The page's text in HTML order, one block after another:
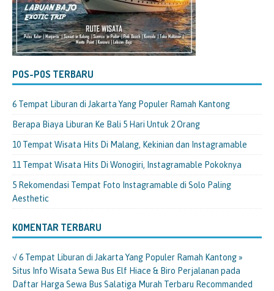
POS-POS TERBARU
6 Tempat Liburan di Jakarta Yang Populer Ramah Kantong
Berapa Biaya Liburan Ke Bali 5 Hari Untuk 2 Orang
10 Tempat Wisata Hits Di Malang, Kekinian dan Instagramable
11 Tempat Wisata Hits Di Wonogiri, Instagramable Pokoknya
5 Rekomendasi Tempat Foto Instagramable di Solo Paling
Aesthetic
KOMENTAR TERBARU
√ 6 Tempat Liburan di Jakarta Yang Populer Ramah Kantong »
Situs Info Wisata Sewa Bus Elf Hiace & Biro Perjalanan pada
Daftar Harga Sewa Bus Salatiga Murah Terbaru Recommanded